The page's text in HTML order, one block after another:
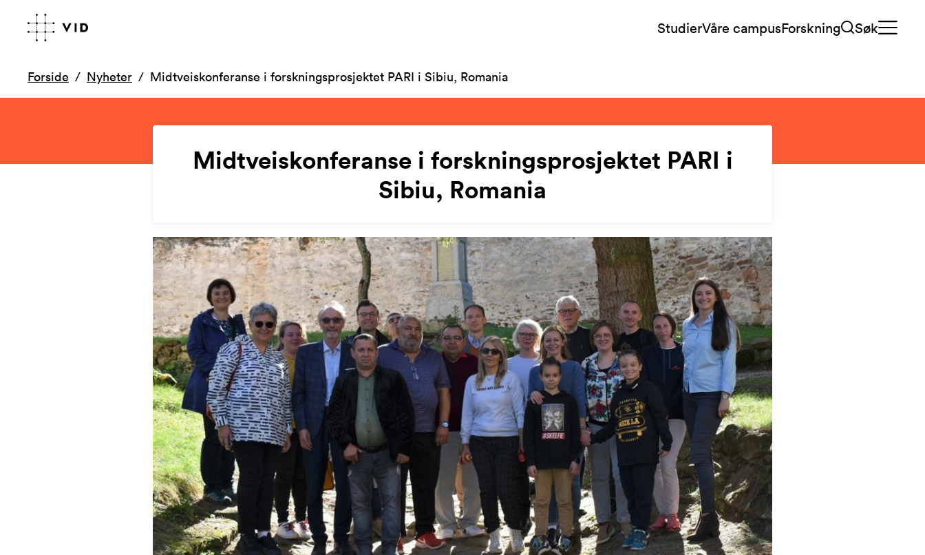
StudierVåre campusForskning Søk
Forside Nyheter Midtveiskonferanse i forskningsprosjektet PARI i Sibiu, Romania
Midtveiskonferanse i forskningsprosjektet PARI i
Sibiu, Romania